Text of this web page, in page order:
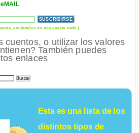
enviártelos no nos cuesta nada )
cuentos, o utilizar los valores
También puedes
enlaces
Esta es una lista de los
distintos tipos de